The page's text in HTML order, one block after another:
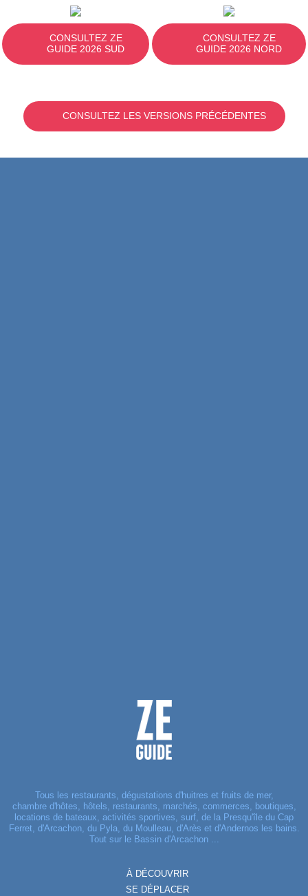
CONSULTEZ ZE
GUIDE 2026 SUD
CONSULTEZ ZE
GUIDE 2026 NORD
CONSULTEZ LES VERSIONS PRÉCÉDENTES
Tous les restaurants, dégustations d'huitres et fruits de mer,
chambre d'hôtes, hôtels, restaurants, marchés, commerces, boutiques,
locations de bateaux, activités sportives, surf, de la Presqu'île du Cap
Ferret, d'Arcachon, du Pyla, du Moulleau, d'Arès et d'Andernos les bains.
Tout sur le Bassin d'Arcachon ...
À DÉCOUVRIR
SE DÉPLACER